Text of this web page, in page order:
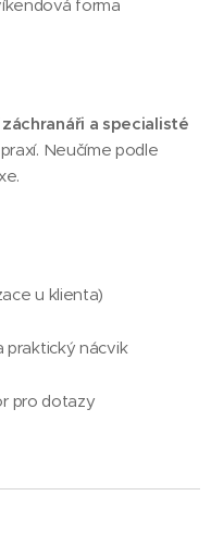
forma
a specialisté
Neučíme podle
u klienta)
praktický nácvik
pro dotazy